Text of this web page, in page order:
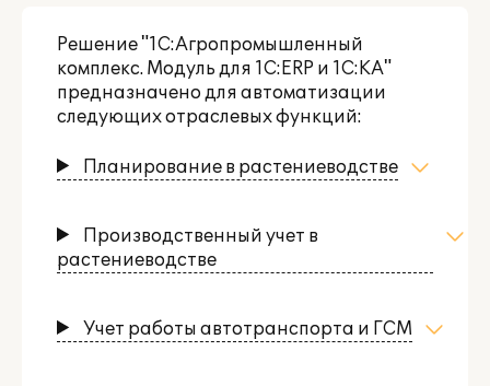
Партнерам
Решение "1С:Агропромышленный
комплекс. Модуль для 1С:ERP и 1С:КА"
предназначено для автоматизации
следующих отраслевых функций:
Планирование в растениеводстве
Производственный учет в
растениеводстве
Учет работы автотранспорта и ГСМ